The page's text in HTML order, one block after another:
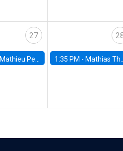
27
Mathieu Pedemonte, IDB 1:35 PM - Mathias Thoenig, University of Lausanne